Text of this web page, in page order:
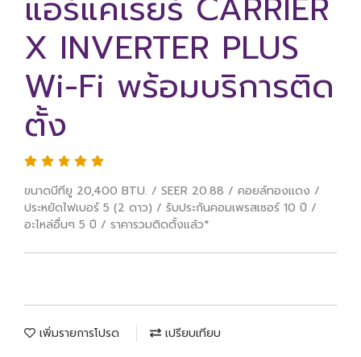
X INVERTER PLUS
Wi-Fi พร้อมบริการติด
ตั้ง
ขนาดบีทียู 20,400 BTU. / SEER 20.88 / คอยล์ทองแดง /
ประหยัดไฟเบอร์ 5 (2 ดาว) / รับประกันคอมเพรสเซอร์ 10 ปี /
อะไหล่อื่นๆ 5 ปี / ราคารวมติดตั้งแล้ว*
เพิ่มรายการโปรด เปรียบเทียบ